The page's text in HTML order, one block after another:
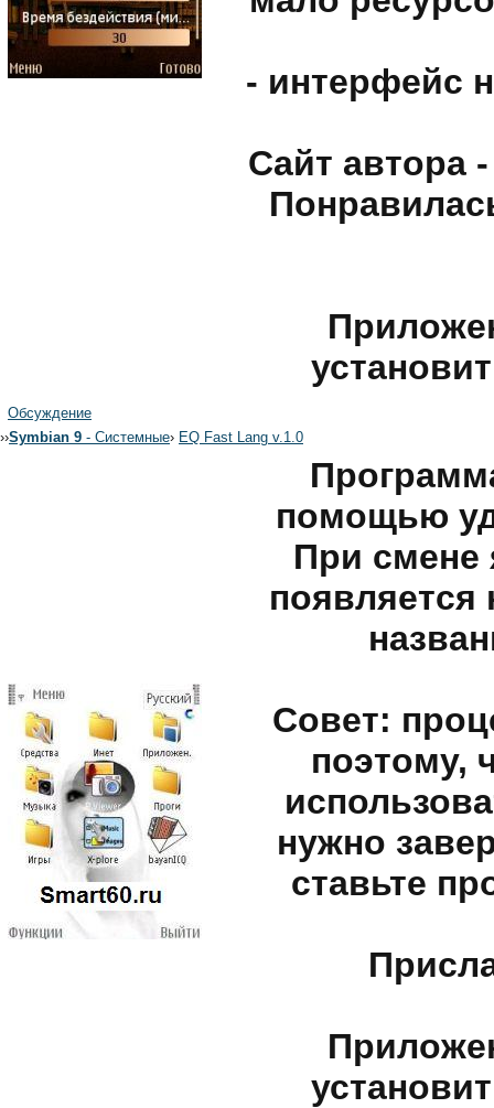
- интерфейс
Сайт автора
Обсуждение
››Symbian 9 - Системные› EQ Fast Lang v.1.0
помощью
При смене
появляется
Совет:
поэтому,
нужно
ставьте